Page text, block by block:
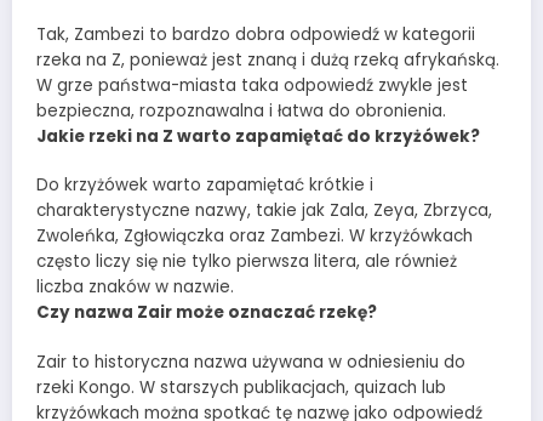
Tak, Zambezi to bardzo dobra odpowiedź w kategorii
rzeka na Z, ponieważ jest znaną i dużą rzeką afrykańską.
W grze państwa-miasta taka odpowiedź zwykle jest
bezpieczna, rozpoznawalna i łatwa do obronienia.
Jakie rzeki na Z warto zapamiętać do krzyżówek?
Do krzyżówek warto zapamiętać krótkie i
charakterystyczne nazwy, takie jak Zala, Zeya, Zbrzyca,
Zwoleńka, Zgłowiączka oraz Zambezi. W krzyżówkach
często liczy się nie tylko pierwsza litera, ale również
liczba znaków w nazwie.
Czy nazwa Zair może oznaczać rzekę?
Zair to historyczna nazwa używana w odniesieniu do
rzeki Kongo. W starszych publikacjach, quizach lub
krzyżówkach można spotkać tę nazwę jako odpowiedź